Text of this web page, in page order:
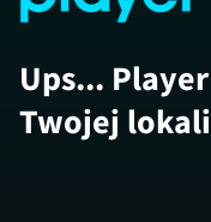
Ups...
Twojej